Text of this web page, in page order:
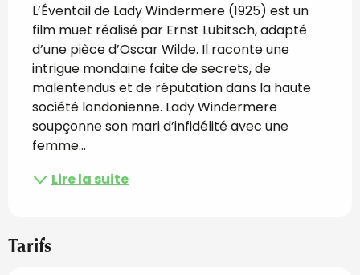
L’Éventail de Lady Windermere (1925) est un
film muet réalisé par Ernst Lubitsch, adapté
d’une pièce d’Oscar Wilde. Il raconte une
intrigue mondaine faite de secrets, de
malentendus et de réputation dans la haute
société londonienne. Lady Windermere
soupçonne son mari d’infidélité avec une
femme...
Lire la suite
Tarifs